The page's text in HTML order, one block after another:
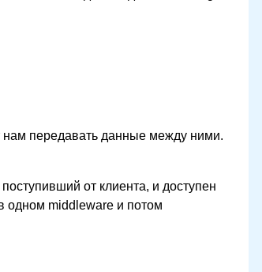
нам передавать данные между ними.
от клиента, и доступен
одном middleware и потом